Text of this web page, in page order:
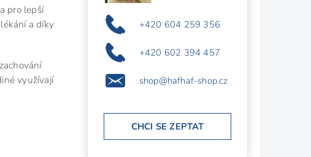
pro lepší
a díky
využívají
+420 604 259 356
+420 602 394 457
shop@hafhaf-shop.cz
CHCI SE ZEPTAT